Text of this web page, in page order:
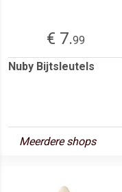
€ 7.99
Nuby Bijtsleutels
Meerdere shops